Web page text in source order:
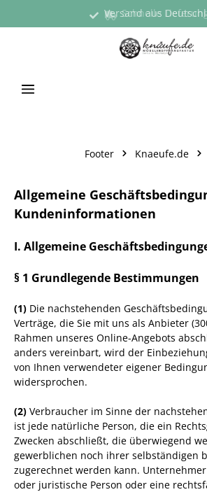
Schnelle
Versand aus
Footer Knaeufe.de
Allgemeine
Kundeninformationen
I. Allgemeine
§ 1 Grundlegende Bestimmungen
(1) Die nachstehenden
Verträge, die Sie mit uns als Anbieter (
Rahmen unseres Online-Angebots
anders vereinbart, wird der
von Ihnen verwendeter eigener
widersprochen.
(2) Verbraucher im Sinne der
ist jede natürliche Person, die ein
Zwecken abschließt, die überwiegend
gewerblichen noch ihrer selbständigen
zugerechnet werden kann.
oder juristische Person oder eine